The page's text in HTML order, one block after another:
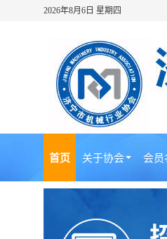
2026年8月6日 星期四
首页 关于协会 会员